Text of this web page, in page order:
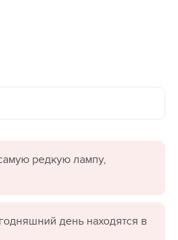
редкую лампу,
день находятся в